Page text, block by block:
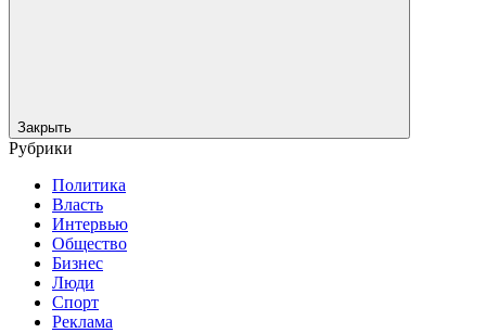
Закрыть
Рубрики
Политика
Власть
Интервью
Общество
Бизнес
Люди
Спорт
Реклама